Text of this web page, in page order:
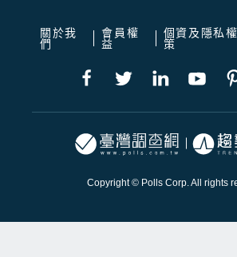
關於我
們
會員權
益
個資及隱私
策
Copyright © Polls Corp. All rights